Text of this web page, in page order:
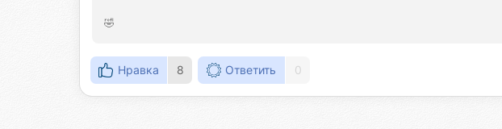
🤣
Нравка 8 Ответить 0